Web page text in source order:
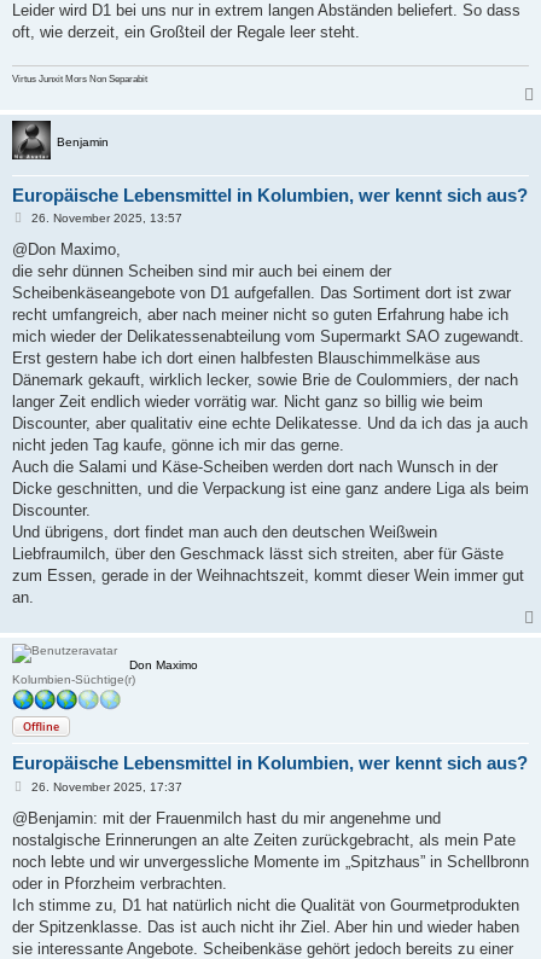
Leider wird D1 bei uns nur in extrem langen Abständen beliefert. So dass
oft, wie derzeit, ein Großteil der Regale leer steht.
Virtus Junxit Mors Non Separabit
Benjamin
Europäische Lebensmittel in Kolumbien, wer kennt sich aus?
B
i
r
a
26. November 2025, 13:57
@Don Maximo,
die sehr dünnen Scheiben sind mir auch bei einem der
Scheibenkäseangebote von D1 aufgefallen. Das Sortiment dort ist zwar
recht umfangreich, aber nach meiner nicht so guten Erfahrung habe ich
mich wieder der Delikatessenabteilung vom Supermarkt SAO zugewandt.
Erst gestern habe ich dort einen halbfesten Blauschimmelkäse aus
Dänemark gekauft, wirklich lecker, sowie Brie de Coulommiers, der nach
langer Zeit endlich wieder vorrätig war. Nicht ganz so billig wie beim
Discounter, aber qualitativ eine echte Delikatesse. Und da ich das ja auch
nicht jeden Tag kaufe, gönne ich mir das gerne.
Auch die Salami und Käse‑Scheiben werden dort nach Wunsch in der
Dicke geschnitten, und die Verpackung ist eine ganz andere Liga als beim
Discounter.
Und übrigens, dort findet man auch den deutschen Weißwein
Liebfraumilch, über den Geschmack lässt sich streiten, aber für Gäste
zum Essen, gerade in der Weihnachtszeit, kommt dieser Wein immer gut
an.
Don Maximo
Kolumbien-Süchtige(r)
Offline
Europäische Lebensmittel in Kolumbien, wer kennt sich aus?
B
i
r
a
26. November 2025, 17:37
@Benjamin: mit der Frauenmilch hast du mir angenehme und
nostalgische Erinnerungen an alte Zeiten zurückgebracht, als mein Pate
noch lebte und wir unvergessliche Momente im „Spitzhaus” in Schellbronn
oder in Pforzheim verbrachten.
Ich stimme zu, D1 hat natürlich nicht die Qualität von Gourmetprodukten
der Spitzenklasse. Das ist auch nicht ihr Ziel. Aber hin und wieder haben
sie interessante Angebote. Scheibenkäse gehört jedoch bereits zu einer